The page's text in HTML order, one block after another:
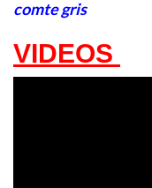
comte gris
VIDEOS